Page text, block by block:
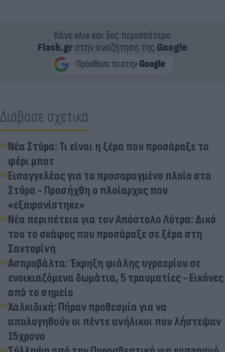
Κάνε κλικ και δες περισσότερο
Flash.grστην αναζήτηση της Google
Διάβασε σχετικά
Νέα Στύρα: Τι είναι η ξέρα που προσάραξε το
φέρι μποτ
Εισαγγελέας για το προσαραγμένο πλοίο στα
Στύρα - Προσήχθη ο πλοίαρχος που
«εξαφανίστηκε»
Νέα περιπέτεια για τον Απόστολο Λύτρα: Δικό
του το σκάφος που προσάραξε σε ξέρα στη
Σαντορίνη
Ασπροβάλτα: Έκρηξη φιάλης υγραερίου σε
ενοικιαζόμενα δωμάτια, 5 τραυματίες - Εικόνες
από το σημείο
Χαλκιδική: Πήραν προθεσμία για να
απολογηθούν οι πέντε ανήλικοι που λήστεψαν
15χρονο